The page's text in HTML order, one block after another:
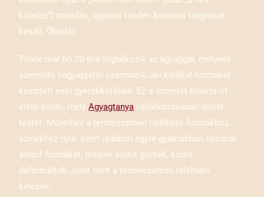
kötelez”) mondás, ugyanis tündéri kerámia tárgyakat
készít, Óbudán.
Tünde már bő 20 éve foglalkozik az agyaggal, melynek
szeretete nagyapjától származik, aki kisállat-formákat
készített neki gyerekkorában. Ez a szeretet kísérte őt
élete során, melyAgyagtanya vállalkozásában öltött
testet. Műveihez a természetben található formákhoz,
színekhez nyúl, ezért újabban egyre gyakrabban használ
amorf formákat, melyek kicsit görbék, kicsit
deformáltak…pont mint a természetben található
kincsek.